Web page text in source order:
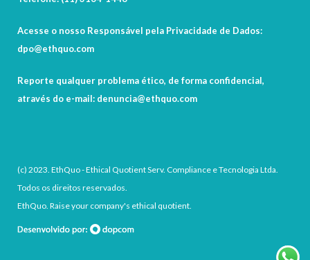
Acesse o nosso Responsável pela Privacidade de Dados:
dpo@ethquo.com
Reporte qualquer problema ético, de forma confidencial,
através do e-mail: denuncia@ethquo.com
(c) 2023. EthQuo - Ethical Quotient Serv. Compliance e Tecnologia Ltda.
Todos os direitos reservados.
EthQuo. Raise your company's ethical quotient.